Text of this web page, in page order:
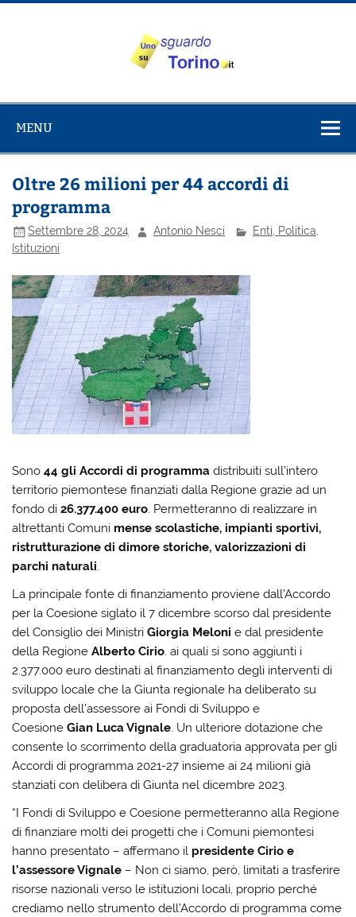
Salta
su Torino
MENU
Oltre 26 milioni per 44 accordi di
programma
Settembre 28, 2024 Antonio Nesci
Enti, Politica,
Istituzioni
Sono44 gli Accordi di programma distribuiti sull’intero
territorio piemontese finanziati dalla Regione grazie ad un
fondo di26.377.400 euro. Permetteranno di realizzare in
altrettanti Comuni mense scolastiche, impianti sportivi,
ristrutturazione di dimore storiche, valorizzazioni di
parchi naturali.
La principale fonte di finanziamento proviene dall’Accordo
per la Coesione siglato il 7 dicembre scorso dal presidente
del Consiglio dei MinistriGiorgia Meloni e dal presidente
della RegioneAlberto Cirio. ai quali si sono aggiunti i
2.377.000 euro destinati al finanziamento degli interventi di
sviluppo locale che la Giunta regionale ha deliberato su
proposta dell’assessore ai Fondi di Sviluppo e
CoesioneGian Luca Vignale. Un ulteriore dotazione che
consente lo scorrimento della graduatoria approvata per gli
Accordi di programma 2021-27 insieme ai 24 milioni già
stanziati con delibera di Giunta nel dicembre 2023.
“I Fondi di Sviluppo e Coesione permetteranno alla Regione
di finanziare molti dei progetti che i Comuni piemontesi
hanno presentato – affermano il presidente Cirio e
l’assessore Vignale – Non ci siamo, però, limitati a trasferire
risorse nazionali verso le istituzioni locali, proprio perché
crediamo nello strumento dell’Accordo di programma come